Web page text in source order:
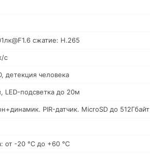
сжатие: H.265
с
детекция человека
LED-подсветка до 20м
PIR-датчик. MicroSD до 512Гбайт
от -20 °C до +60 °C